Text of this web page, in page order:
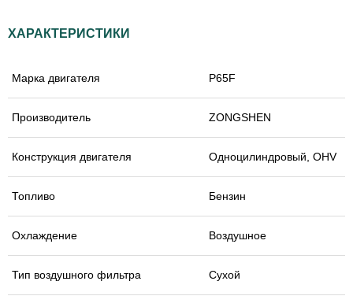
ХАРАКТЕРИСТИКИ
Марка двигателя P65F
Производитель ZONGSHEN
Конструкция двигателя Одноцилиндровый, OHV
Топливо Бензин
Охлаждение Воздушное
Тип воздушного фильтра Сухой